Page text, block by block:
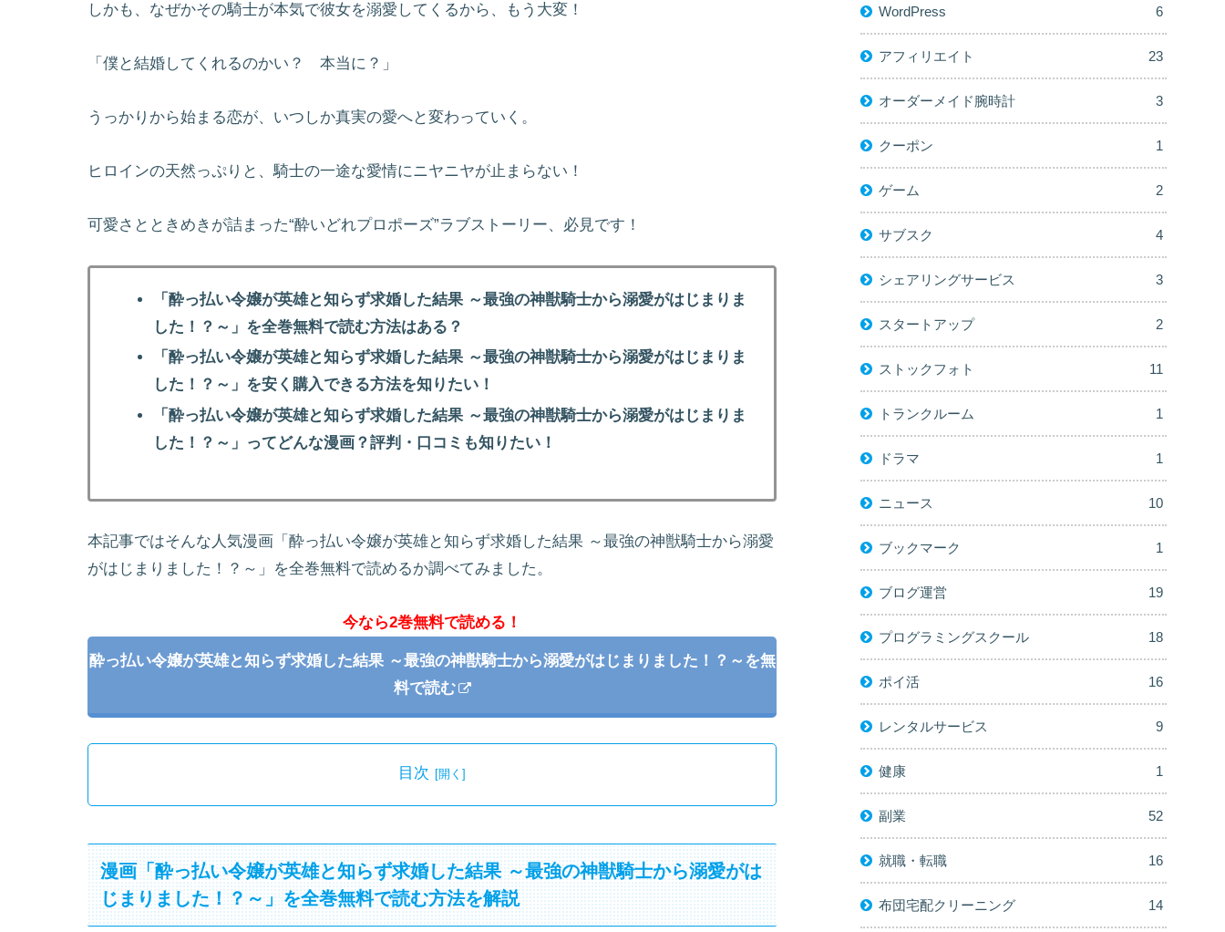
しかも、なぜかその騎士が本気で彼女を溺愛してくるから、もう大変！
「僕と結婚してくれるのかい？ 本当に？」
うっかりから始まる恋が、いつしか真実の愛へと変わっていく。
ヒロインの天然っぷりと、騎士の一途な愛情にニヤニヤが止まらない！
可愛さとときめきが詰まった“酔いどれプロポーズ”ラブストーリー、必見です！
「酔っ払い令嬢が英雄と知らず求婚した結果 ～最強の神獣騎士から溺愛がはじまりま
した！？～」を全巻無料で読む方法はある？
「酔っ払い令嬢が英雄と知らず求婚した結果 ～最強の神獣騎士から溺愛がはじまりま
した！？～」を安く購入できる方法を知りたい！
「酔っ払い令嬢が英雄と知らず求婚した結果 ～最強の神獣騎士から溺愛がはじまりま
した！？～」ってどんな漫画？評判・口コミも知りたい！
本記事ではそんな人気漫画「酔っ払い令嬢が英雄と知らず求婚した結果 ～最強の神獣騎士から溺愛
がはじまりました！？～」を全巻無料で読めるか調べてみました。
今なら2巻無料で読める！
酔っ払い令嬢が英雄と知らず求婚した結果 ～最強の神獣騎士から溺愛がはじまりました！？～を無
料で読む
目次
漫画「酔っ払い令嬢が英雄と知らず求婚した結果 ～最強の神獣騎士から溺愛がは
じまりました！？～」を全巻無料で読む方法を解説
WordPress 6
アフィリエイト 23
オーダーメイド腕時計 3
クーポン 1
ゲーム 2
サブスク 4
シェアリングサービス 3
スタートアップ 2
ストックフォト 11
トランクルーム 1
ドラマ 1
ニュース 10
ブックマーク 1
ブログ運営 19
プログラミングスクール 18
ポイ活 16
レンタルサービス 9
健康 1
副業 52
就職・転職 16
布団宅配クリーニング 14